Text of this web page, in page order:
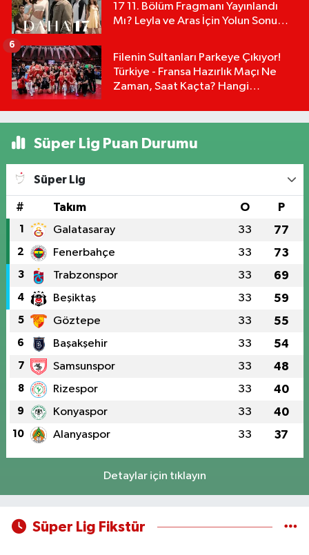
17 11. Bölüm Fragmanı Yayınlandı
Mı? Leyla ve Aras İçin Yolun Sonu
Filenin Sultanları Parkeye Çıkıyor!
Türkiye - Fransa Hazırlık Maçı Ne
Zaman, Saat Kaçta? Hangi
6
Süper Lig Puan Durumu
Süper Lig
# Takım O P
1 Galatasaray 33 77
2 Fenerbahçe 33 73
3 Trabzonspor 33 69
4 Beşiktaş 33 59
5 Göztepe 33 55
6 Başakşehir 33 54
7 Samsunspor 33 48
8 Rizespor 33 40
9 Konyaspor 33 40
10 Alanyaspor 33 37
Detaylar için tıklayın
Süper Lig Fikstür